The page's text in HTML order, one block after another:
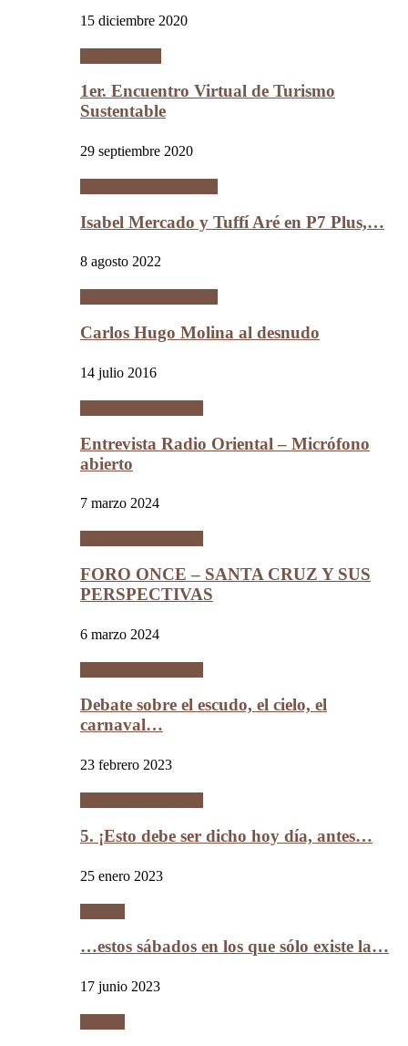
15 diciembre 2020
1er. Encuentro Virtual de Turismo
Sustentable
29 septiembre 2020
Isabel Mercado y Tuffí Aré en P7 Plus,…
8 agosto 2022
Carlos Hugo Molina al desnudo
14 julio 2016
Entrevista Radio Oriental – Micrófono
abierto
7 marzo 2024
FORO ONCE – SANTA CRUZ Y SUS
PERSPECTIVAS
6 marzo 2024
Debate sobre el escudo, el cielo, el
carnaval…
23 febrero 2023
5. ¡Esto debe ser dicho hoy día, antes…
25 enero 2023
…estos sábados en los que sólo existe la…
17 junio 2023